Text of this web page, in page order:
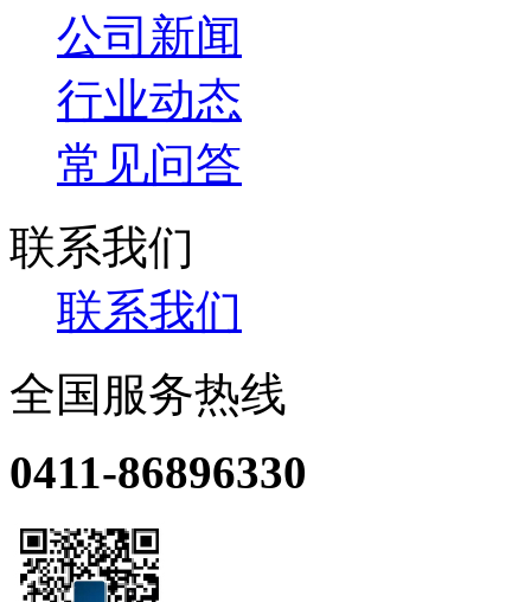
公司新闻
行业动态
常见问答
联系我们
联系我们
全国服务热线
0411-86896330